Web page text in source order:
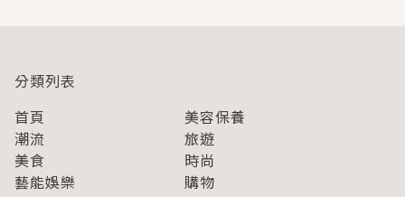
分類列表
首頁
美容保養
潮流
旅遊
美食
時尚
藝能娛樂
購物